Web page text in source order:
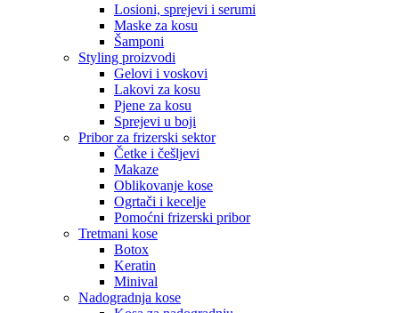
Losioni, sprejevi i serumi
Maske za kosu
Šamponi
Styling proizvodi
Gelovi i voskovi
Lakovi za kosu
Pjene za kosu
Sprejevi u boji
Pribor za frizerski sektor
Četke i češljevi
Makaze
Oblikovanje kose
Ogrtači i kecelje
Pomoćni frizerski pribor
Tretmani kose
Botox
Keratin
Minival
Nadogradnja kose